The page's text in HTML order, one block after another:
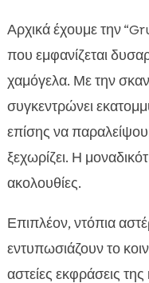
Αρχικά έχουμε την
που εμφανίζεται
χαμόγελα. Με την
συγκεντρώνει
επίσης να
ξεχωρίζει. Η
ακολουθίες.
Επιπλέον, ντόπια
εντυπωσιάζουν το
αστείες εκφράσεις